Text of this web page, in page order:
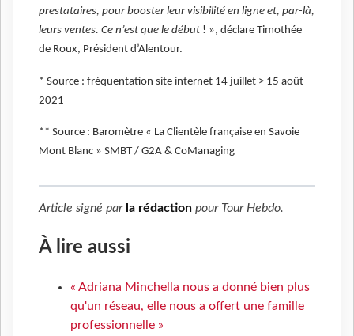
prestataires, pour booster leur visibilité en ligne et, par-là,
leurs ventes. Ce n’est que le début ! », déclare Timothée
de Roux, Président d’Alentour.
* Source : fréquentation site internet 14 juillet > 15 août
2021
** Source : Baromètre « La Clientèle française en Savoie
Mont Blanc » SMBT / G2A & CoManaging
Article signé par la rédaction pour Tour Hebdo.
À lire aussi
« Adriana Minchella nous a donné bien plus
qu'un réseau, elle nous a offert une famille
professionnelle »